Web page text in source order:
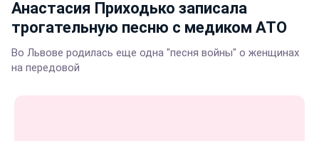
Анастасия Приходько записала
трогательную песню с медиком АТО
Во Львове родилась еще одна "песня войны" о женщинах
на передовой